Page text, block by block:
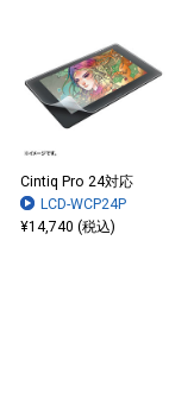
Cintiq Pro 24対応
LCD-WCP24P
¥14,740 (税込)